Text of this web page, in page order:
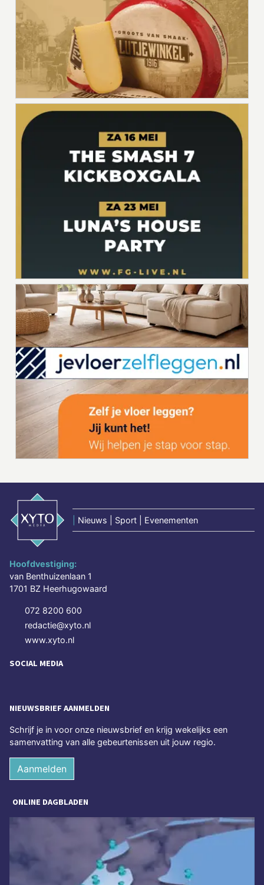
Nieuws | Sport | Evenementen
Hoofdvestiging:
van Benthuizenlaan 1
1701 BZ Heerhugowaard
072 8200 600
redactie@xyto.nl
www.xyto.nl
SOCIAL MEDIA
NIEUWSBRIEF AANMELDEN
Schrijf je in voor onze nieuwsbrief en krijg wekelijks een
samenvatting van alle gebeurtenissen uit jouw regio.
Aanmelden
ONLINE DAGBLADEN